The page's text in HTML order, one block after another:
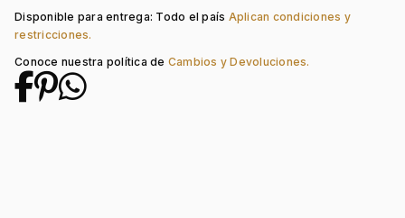
Disponible para entrega: Todo el país Aplican condiciones y
restricciones.
Conoce nuestra política de Cambios y Devoluciones.